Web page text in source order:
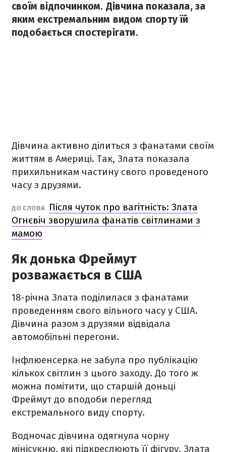
своїм відпочинком. Дівчина показала, за
яким екстремальним видом спорту їй
подобається спостерігати.
Дівчина активно ділиться з фанатами своїм
життям в Америці. Так, Злата показала
прихильникам частину свого проведеного
часу з друзями.
ДО СЛОВА
Після чуток про вагітність: Злата
Огнєвіч зворушила фанатів світлинами з
мамою
Як донька Фреймут
розважається в США
18-річна Злата поділилася з фанатами
проведенням свого вільного часу у США.
Дівчина разом з друзями відвідала
автомобільні перегони.
Інфлюенсерка не забула про публікацію
кількох світлин з цього заходу. До того ж
можна помітити, що старшій доньці
Фреймут до вподоби перегляд
екстремального виду спорту.
Водночас дівчина одягнула чорну
мінісукню, які підкреслюють її фігуру. Злата